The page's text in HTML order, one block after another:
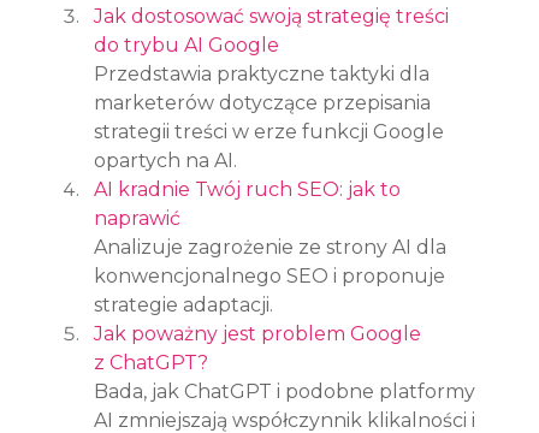
Jak dostosować swoją strategię treści
do trybu AI Google
Przedstawia praktyczne taktyki dla
marketerów dotyczące przepisania
strategii treści w erze funkcji Google
opartych na AI.
AI kradnie Twój ruch SEO: jak to
naprawić
Analizuje zagrożenie ze strony AI dla
konwencjonalnego SEO i proponuje
strategie adaptacji.
Jak poważny jest problem Google
z ChatGPT?
Bada, jak ChatGPT i podobne platformy
AI zmniejszają współczynnik klikalności i